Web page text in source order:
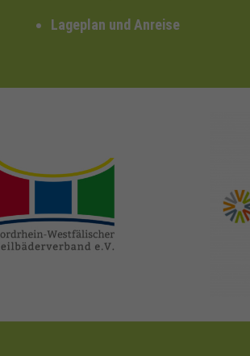
Lageplan und Anreise
heilbaeder.de